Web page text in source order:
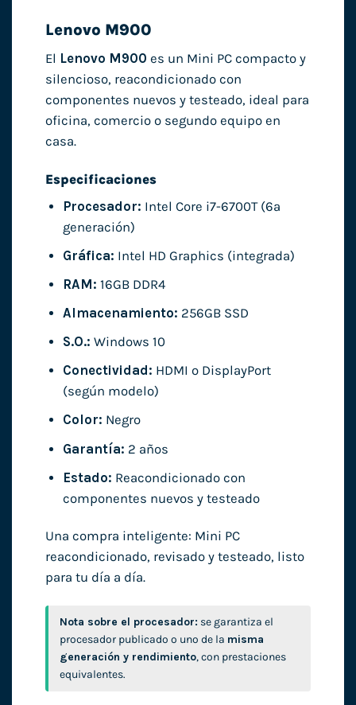
Lenovo M900
El Lenovo M900 es un Mini PC compacto y
silencioso, reacondicionado con
componentes nuevos y testeado, ideal para
oficina, comercio o segundo equipo en
casa.
Especificaciones
Procesador: Intel Core i7-6700T (6ª
generación)
Gráfica: Intel HD Graphics (integrada)
RAM: 16GB DDR4
Almacenamiento: 256GB SSD
S.O.: Windows 10
Conectividad: HDMI o DisplayPort
(según modelo)
Color: Negro
Garantía: 2 años
Estado: Reacondicionado con
componentes nuevos y testeado
Una compra inteligente: Mini PC
reacondicionado, revisado y testeado, listo
para tu día a día.
Nota sobre el procesador: se garantiza el
procesador publicado o uno de la misma
generación y rendimiento, con prestaciones
equivalentes.